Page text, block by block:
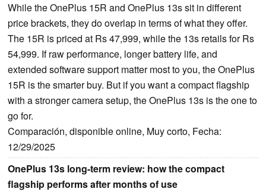
While the OnePlus 15R and OnePlus 13s sit in different
price brackets, they do overlap in terms of what they offer.
The 15R is priced at Rs 47,999, while the 13s retails for Rs
54,999. If raw performance, longer battery life, and
extended software support matter most to you, the OnePlus
15R is the smarter buy. But if you want a compact flagship
with a stronger camera setup, the OnePlus 13s is the one to
go for.
Comparación, disponible online, Muy corto, Fecha:
12/29/2025
OnePlus 13s long-term review: how the compact
flagship performs after months of use